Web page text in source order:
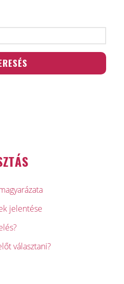
jelentése
választani?